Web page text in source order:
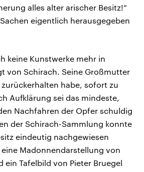
alles alter arischer Besitz!“
eigentlich herausgegeben
keine Kunstwerke mehr in
von Schirach. Seine Großmutter
zurückerhalten habe, sofort zu
Aufklärung sei das mindeste,
Nachfahren der Opfer schuldig
der Schirach-Sammlung konnte
eindeutig nachgewiesen
Madonnendarstellung von
ein Tafelbild von Pieter Bruegel